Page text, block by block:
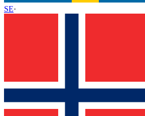
SE·